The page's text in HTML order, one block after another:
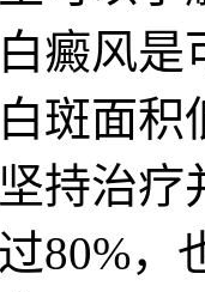
癜风是
斑面积
持治疗
80%，